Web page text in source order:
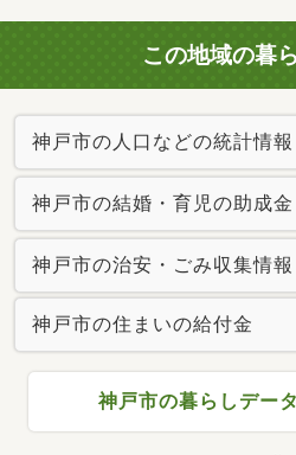
この地域の暮
神戸市の人口などの統計情報
神戸市の結婚・育児の助成金
神戸市の治安・ごみ収集情報
神戸市の住まいの給付金
神戸市の暮らしデー